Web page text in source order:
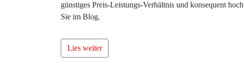
günstiges Preis-Leistungs-Verhältnis und konsequent
Sie im Blog.
Lies weiter